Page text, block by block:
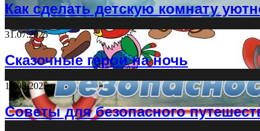
Как сделать детскую комнату
31.07.2025
Сказочные герои на ночь
17.08.2025
Советы для безопасного